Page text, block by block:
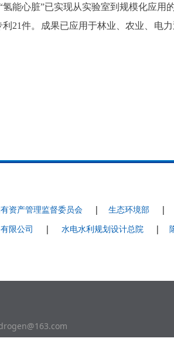
能心脏”已实现从实验室到规模化应用的
21件。成果已应用于林业、农业、电力
资产管理监督委员会 | 生态环境部 |
限公司 | 水电水利规划设计总院 |